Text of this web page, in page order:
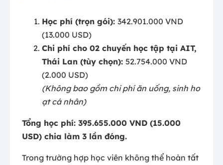
Học phí (trọn gói): 342.901.000 VND
(13.000 USD)
Chi phí cho 02 chuyến học tập tại AIT,
Thái Lan (tùy chọn): 52.754.000 VND
(2.000 USD)
(Không bao gồm chi phí ăn uống, sinh ho
ạt cá nhân)
Tổng học phí: 395.655.000 VND (15.000
USD) chia làm 3 lần đóng.
Trong trường hợp học viên không thể hoàn tất